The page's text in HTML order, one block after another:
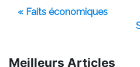
« Faits économiques
Meilleurs Articles